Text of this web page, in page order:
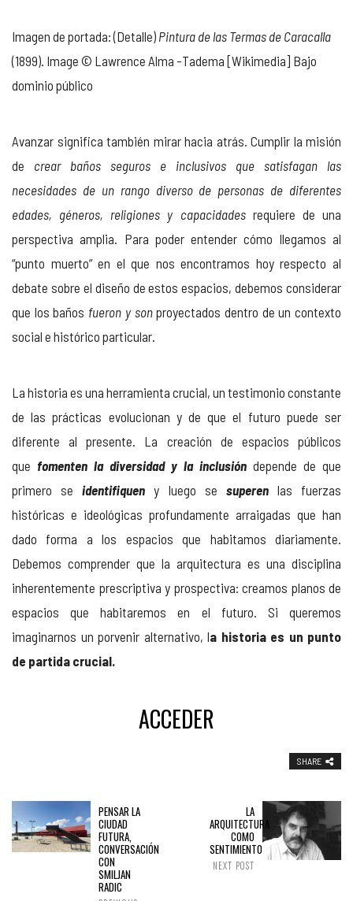
Imagen de portada: (Detalle) Pintura de las Termas de Caracalla
(1899). Image © Lawrence Alma -Tadema [Wikimedia] Bajo
dominio público
Avanzar significa también mirar hacia atrás. Cumplir la misión
de crear baños seguros e inclusivos que satisfagan las
necesidades de un rango diverso de personas de diferentes
edades, géneros, religiones y capacidadesrequiere de una
perspectiva amplia. Para poder entender cómo llegamos al
“punto muerto” en el que nos encontramos hoy respecto al
debate sobre el diseño de estos espacios, debemos considerar
que los baños fueron y sonproyectados dentro de un contexto
social e histórico particular.
La historia es una herramienta crucial, un testimonio constante
de las prácticas evolucionan y de que el futuro puede ser
diferente al presente. La creación de espacios públicos
que fomenten la diversidad y la inclusión depende de que
primero seidentifiquen y luego se superen las fuerzas
históricas e ideológicas profundamente arraigadas que han
dado forma a los espacios que habitamos diariamente.
Debemos comprender que la arquitectura es una disciplina
inherentemente prescriptiva y prospectiva: creamos planos de
espacios que habitaremos en el futuro. Si queremos
imaginarnos un porvenir alternativo, la historia es un punto
de partida crucial.
ACCEDER
SHARE
PENSAR LA
CIUDAD
FUTURA,
CONVERSACIÓN
CON
SMILJAN
RADIC
LA
ARQUITECTURA
COMO
SENTIMIENTO
NEXT POST